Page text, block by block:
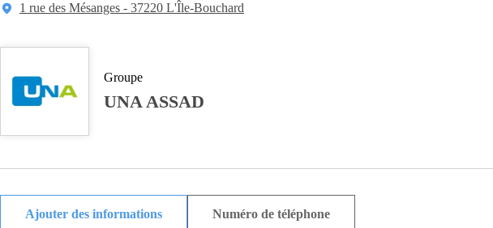
1 rue des Mésanges - 37220 L'Île-Bouchard
Groupe
UNA ASSAD
Ajouter des informations Numéro de téléphone